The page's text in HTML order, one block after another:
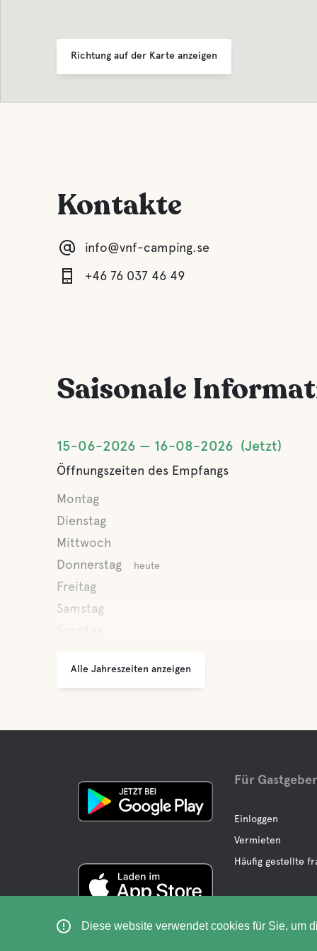
Diese website verwendet cookies für Sie, um
Richtung auf der Karte anzeigen
Kontakte
info@vnf-camping.se
+46 76 037 46 49
Saisonale
15-06-2026 16-08-2026 Jetzt
Öffnungszeiten des Empfangs
Montag
Dienstag
Mittwoch
Donnerstag
heute
Freitag
Samstag
Alle Jahreszeiten anzeigen
Für Gastgeber
Einloggen
Vermieten
Häufig gestellte